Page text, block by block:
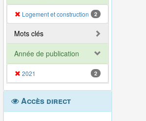
Logement et construction 2
Mots clés
Année de publication
2021 2
Accès direct